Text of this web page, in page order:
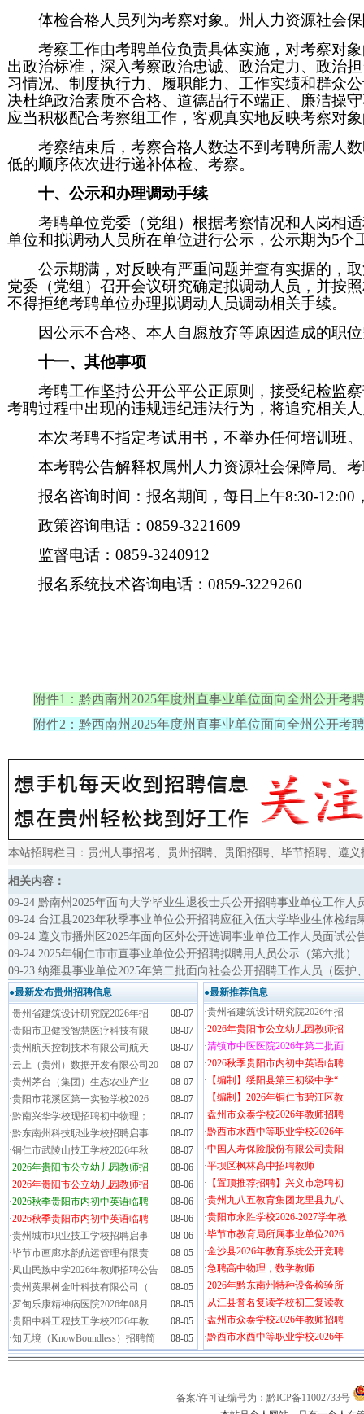
体检合格人员列为考察对象。州人力资源社会
考察工作由考聘单位负责具体实施，对考察对
出政治标准，深入考察政治忠诚、政治定力、政治
习情况、制度执行力、履职能力、工作实绩和群众
决杜绝政治素质不合格、道德品行不端正、廉洁操
应当积极配合考察组工作，客观真实地反映考察对
考察结束后，考察合格人数达不到考聘所需人
低的顺序依次进行递补体检、考察。
十、公示和办理调动手续
考聘单位党委（党组）根据考察情况和人岗相
单位和拟调动人员所在单位进行公示，公示期为5个
公示期满，对反映有严重问题并查有实据的，
党委（党组）召开会议研究确定拟调动人员，并按
不得拒绝考聘单位办理拟调动人员调动相关手续。
因公示不合格、本人自愿放弃等原因造成的职
十一、其他事项
考聘工作坚持公开公平公正原则，接受纪检监
考聘过程中出现的违规违纪违法行为，将追究相关
本次考聘不指定考试用书，不举办任何培训班。
本考聘公告解释权属州人力资源社会保障局。
报名咨询时间：报名期间，每日上午8:30-12:00
政策咨询电话：0859-3221609
监督电话：0859-3240912
报名系统技术咨询电话：0859-3229260
附件1：黔西南州2025年度州直事业单位面向全州公开考
附件2：黔西南州2025年度州直事业单位面向全州公开考
本站招聘栏目： 贵州人事招考、 贵州招聘、 贵阳招聘、 毕节招聘、 遵义
相关内容：
09-24 黔南州2025年面向大学毕业生退役士兵公开招聘事业单位工作
09-24 台江县2023年秋季事业单位公开招聘应征入伍大学毕业生体检结
09-24 遵义市播州区2025年面向区外公开选调事业单位工作人员面试公
09-24 2025年铜仁市市直事业单位公开招聘拟聘用人员公示（第六批）
09-23 纳雍县事业单位2025年第二批面向社会公开招聘工作人员（医
●最新发布贵州招聘信息
·贵州省建筑设计研究院2026年招
08-07
·贵阳市卫健投智慧医疗科技有限
08-07
·贵州航天控制技术有限公司航天
08-07
·云上（贵州）数据开发有限公司20
08-07
·贵州茅台（集团）生态农业产业
08-07
·贵阳市花溪区第一实验学校2026
08-07
·黔南兴华学校现招聘初中物理；
08-07
·黔东南州科技职业学校招聘启事
08-07
·铜仁市武陵山技工学校2026年秋
08-07
·2026年贵阳市公立幼儿园教师招
08-06
·2026年贵阳市公立幼儿园教师招
08-06
·2026秋季贵阳市内初中英语临聘
08-06
·2026秋季贵阳市内初中英语临聘
08-06
·贵州城市职业技工学校招聘启事
08-06
·毕节市画廊水韵航运管理有限责
08-05
·凤山民族中学2026年教师招聘公告
08-05
·贵州黄果树金叶科技有限公司（
08-05
·罗甸乐康精神病医院2026年08月
08-05
·贵阳中科工程技工学校2026年教
08-05
·知无境（KnowBoundless）招聘简 08-05
●最新推荐信息
·贵州省建筑设计研究院2026年招
·2026年贵阳市公立幼儿园教师招
·清镇市中医医院2026年第二批面
·2026秋季贵阳市内初中英语临聘
· 【编制】绥阳县第三初级中学“
· 【编制】2026年铜仁市碧江区教
·盘州市众泰学校2026年教师招聘
·黔西市水西中等职业学校2026年
·中国人寿保险股份有限公司贵阳
·平坝区枫林高中招聘教师
· 【置顶推荐招聘】兴义市急聘初
·贵州九八五教育集团龙里县九八
·贵阳市永胜学校2026-2027学年教
·毕节市教育局所属事业单位2026
·金沙县2026年教育系统公开竞聘
·急聘高中物理，数学教师
·2026年黔东南州特种设备检验所
·从江县誉名复读学校初三复读教
·盘州市众泰学校2026年教师招聘
·黔西市水西中等职业学校2026年
备案/许可证编号为：黔ICP备11002733号